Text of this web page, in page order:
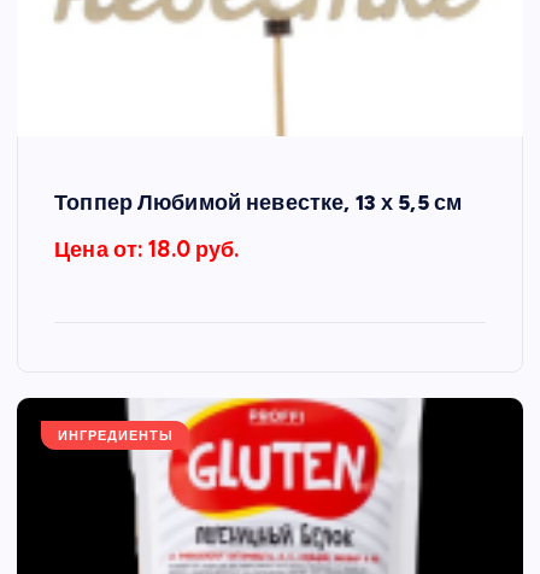
Топпер Любимой невестке, 13 х 5,5 см
Цена от: 18.0 руб.
ИНГРЕДИЕНТЫ